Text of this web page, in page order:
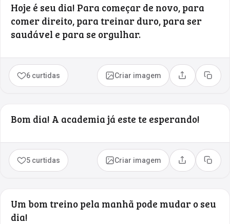
Hoje é seu dia! Para começar de novo, para
comer direito, para treinar duro, para ser
saudável e para se orgulhar.
6 curtidas Criar imagem Compartilhar
Copiar
Bom dia! A academia já este te esperando!
5 curtidas Criar imagem Compartilhar
Copiar
Um bom treino pela manhã pode mudar o seu
dia!